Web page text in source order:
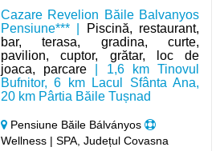
Cazare Revelion Băile Balvanyos
Pensiune*** |
Piscină, restaurant,
bar, terasa, gradina, curte,
pavilion, cuptor, grătar, loc de
joaca, parcare | 1,6 km Tinovul
Bufnitor, 6 km Lacul Sfânta Ana,
20 km Pârtia Băile Tușnad
Pensiune Băile Bálványos
Wellness | SPA, Județul Covasna